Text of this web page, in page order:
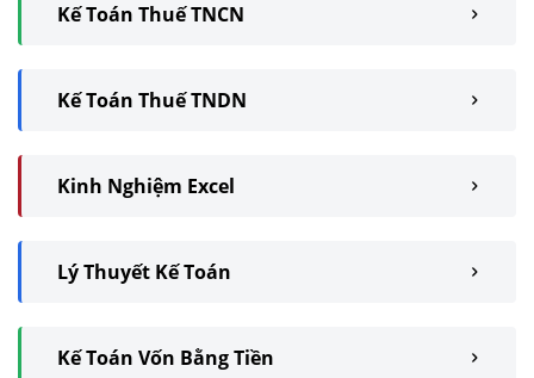
Kế Toán Thuế TNCN
Kế Toán Thuế TNDN
Kinh Nghiệm Excel
Lý Thuyết Kế Toán
Kế Toán Vốn Bằng Tiền